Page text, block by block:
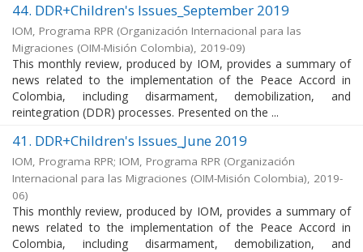
44. DDR+Children's Issues_September 2019
IOM, Programa RPR (Organización Internacional para las
Migraciones (OIM-Misión Colombia), 2019-09)
This monthly review, produced by IOM, provides a summary of
news related to the implementation of the Peace Accord in
Colombia, including disarmament, demobilization, and
reintegration (DDR) processes. Presented on the ...
41. DDR+Children's Issues_June 2019
IOM, Programa RPR; IOM, Programa RPR (Organización
Internacional para las Migraciones (OIM-Misión Colombia), 2019-
06)
This monthly review, produced by IOM, provides a summary of
news related to the implementation of the Peace Accord in
Colombia, including disarmament, demobilization, and